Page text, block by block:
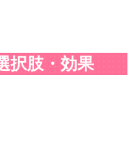
択肢・効果